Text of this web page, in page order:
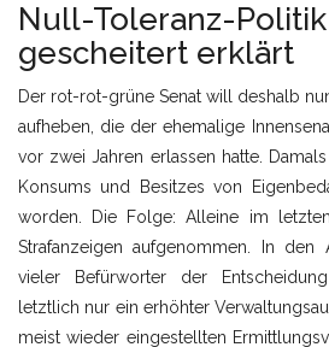
Null-
gescheitert erklärt
Der rot-rot-grüne Senat will deshalb
aufheben, die der ehemalige
vor zwei Jahren erlassen hatte.
Konsums und Besitzes von
worden. Die Folge: Alleine im
Strafanzeigen aufgenommen. In den
vieler Befürworter der
letztlich nur ein erhöhter
meist wieder eingestellten